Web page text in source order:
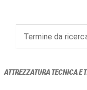
Termine da
ATTREZZATURA TECNICA E